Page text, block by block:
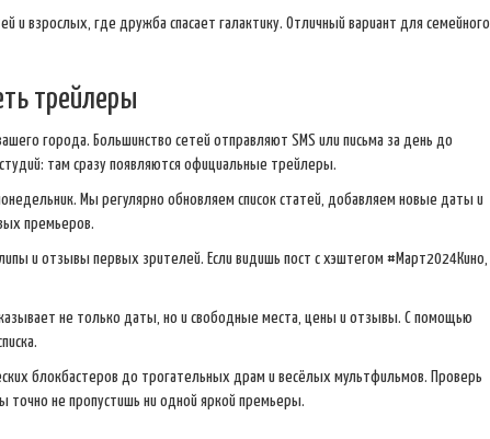
и взрослых, где дружба спасает галактику. Отличный вариант для семейного
трейлеры
города. Большинство сетей отправляют SMS или письма за день до
там сразу появляются официальные трейлеры.
Мы регулярно обновляем список статей, добавляем новые даты и
премьеров.
и отзывы первых зрителей. Если видишь пост с хэштегом #Март2024Кино,
не только даты, но и свободные места, цены и отзывы. С помощью
блокбастеров до трогательных драм и весёлых мультфильмов. Проверь
точно не пропустишь ни одной яркой премьеры.